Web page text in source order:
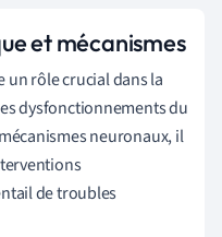
et mécanismes
un rôle crucial dans la
dysfonctionnements du
neuronaux, il
de troubles